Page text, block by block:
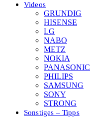
Videos
GRUNDIG
HISENSE
LG
NABO
METZ
NOKIA
PANASONIC
PHILIPS
SAMSUNG
SONY
STRONG
Sonstiges – Tipps